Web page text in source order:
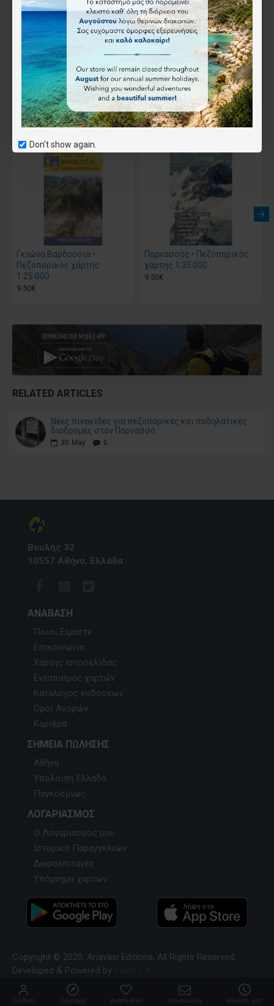
Don't show again.
Επιθυμητό
Συνδύασέ το
Γκιώνα Βαρδούσια •
Πεζοπορικός χάρτης
1:25.000
9.50€
Παρνασσός • Πεζοπορικός
χάρτης 1:35 000
9.50€
RELATED ARTICLES
Νέες πινακίδες για πεζοπορικές και ποδηλατικές
διαδρομές στον Παρνασσό.
30 May 0
Βουλής 32
10557 Αθήνα, Ελλάδα
ΑΝΆΒΑΣΗ
Ποιοι Είμαστε
Επικοινωνία
Χάρτης Ιστοσελίδας
Εντοπισμός χαρτών
Κατάλογος εκδόσεων
Όροι Αγορών
Καριέρα
ΣΗΜΕΊΑ ΠΏΛΗΣΗΣ
Αθήνα
Υπόλοιπη Ελλάδα
Παγκοσμίως
ΛΟΓΑΡΙΑΣΜΌΣ
Ο Λογαριασμός μου
Ιστορικό Παραγγελιών
Δωροεπιταγές
Υπόμνημα χαρτών
Copyright © 2020, Anavasi Editions, All Rights Reserved.
Developed & Powered by
Σύνδεση Εγγραφή Αγαπημένα Επικοινωνία Καλέστε μας